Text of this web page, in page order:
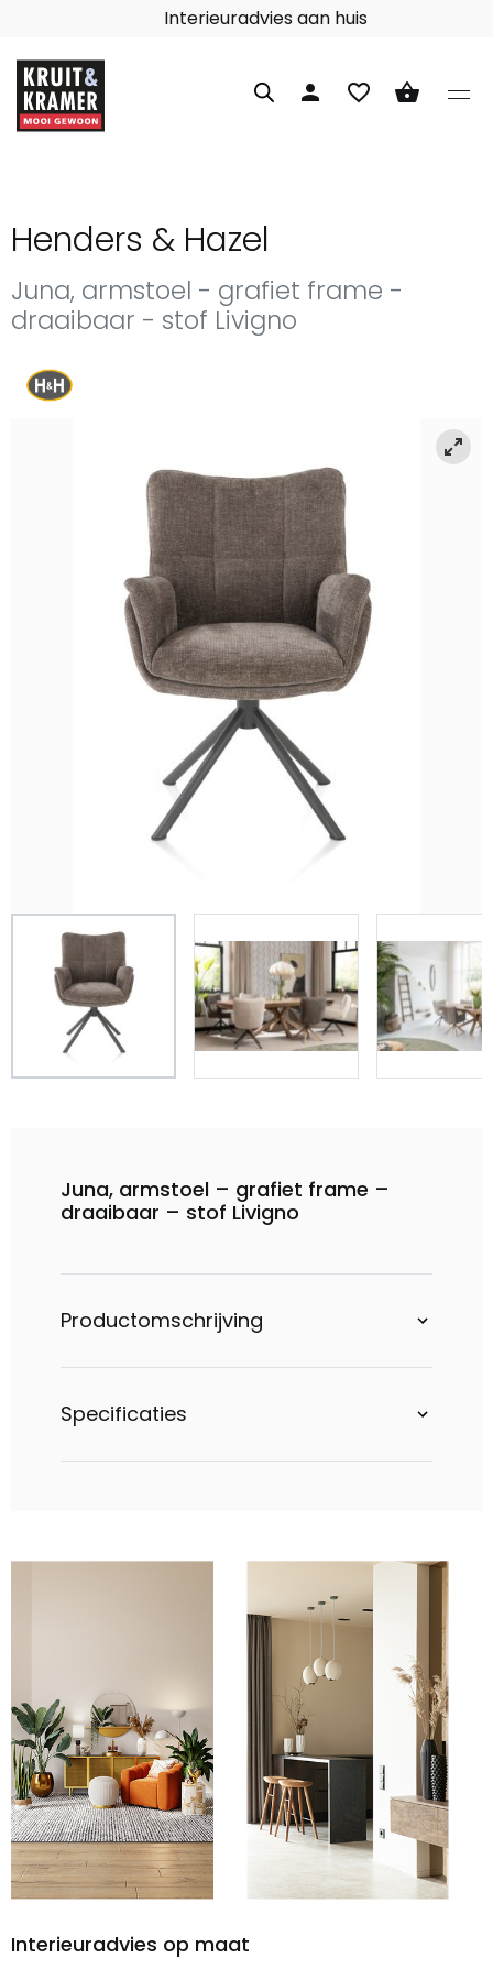
Interieuradvies aan huis
person favorite_border shopping_basket
Henders & Hazel
Juna, armstoel - grafiet frame -
draaibaar - stof Livigno
Juna, armstoel – grafiet frame –
draaibaar – stof Livigno
Productomschrijving
Specificaties
Interieuradvies op maat